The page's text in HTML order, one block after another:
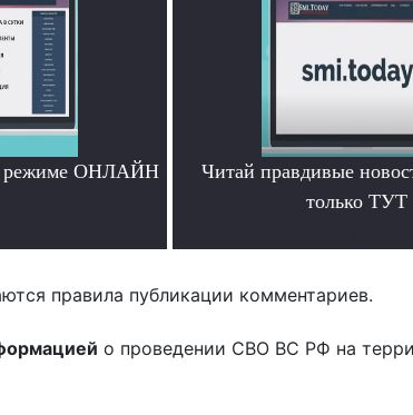
режиме ОНЛАЙН
Читай правдивые
только ТУТ
правила публикации комментариев.
о проведении СВО ВС РФ на